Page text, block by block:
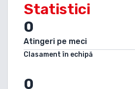
Statistici
0
Atingeri pe meci
Clasament în echipă
0